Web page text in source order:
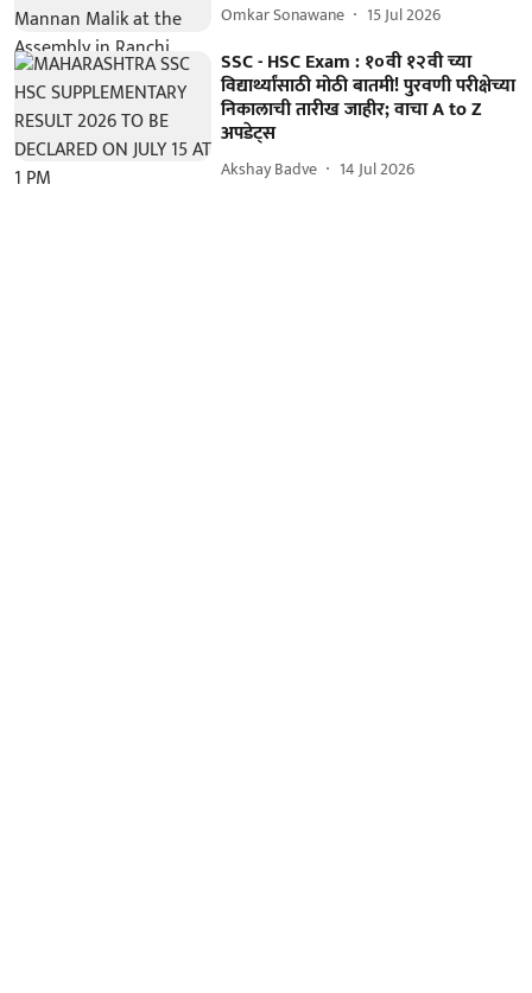
Omkar Sonawane 15 Jul 2026
SSC - HSC Exam : १०वी १२वी च्या
विद्यार्थ्यांसाठी मोठी बातमी! पुरवणी परीक्षेच्या
निकालाची तारीख जाहीर; वाचा A to Z
अपडेट्स
Akshay Badve 14 Jul 2026